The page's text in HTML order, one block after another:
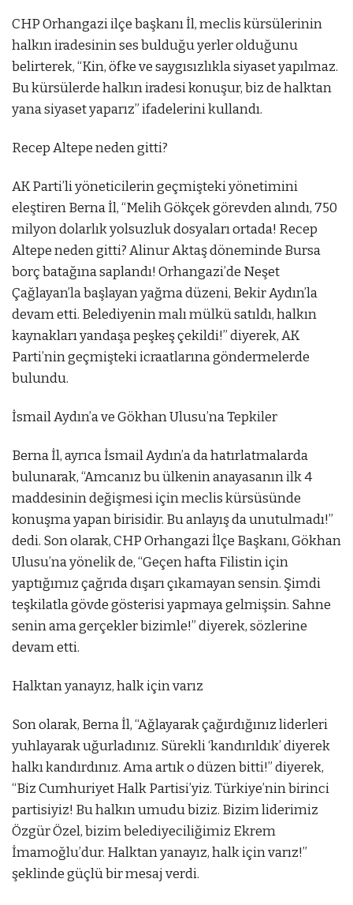
CHP Orhangazi ilçe başkanı İl, meclis kürsülerinin
halkın iradesinin ses bulduğu yerler olduğunu
belirterek, “Kin, öfke ve saygısızlıkla siyaset yapılmaz.
Bu kürsülerde halkın iradesi konuşur, biz de halktan
yana siyaset yaparız” ifadelerini kullandı.
Recep Altepe neden gitti?
AK Parti’li yöneticilerin geçmişteki yönetimini
eleştiren Berna İl, “Melih Gökçek görevden alındı, 750
milyon dolarlık yolsuzluk dosyaları ortada! Recep
Altepe neden gitti? Alinur Aktaş döneminde Bursa
borç batağına saplandı! Orhangazi’de Neşet
Çağlayan’la başlayan yağma düzeni, Bekir Aydın’la
devam etti. Belediyenin malı mülkü satıldı, halkın
kaynakları yandaşa peşkeş çekildi!” diyerek, AK
Parti’nin geçmişteki icraatlarına göndermelerde
bulundu.
İsmail Aydın’a ve Gökhan Ulusu’na Tepkiler
Berna İl, ayrıca İsmail Aydın’a da hatırlatmalarda
bulunarak, “Amcanız bu ülkenin anayasanın ilk 4
maddesinin değişmesi için meclis kürsüsünde
konuşma yapan birisidir. Bu anlayış da unutulmadı!”
dedi. Son olarak, CHP Orhangazi İlçe Başkanı, Gökhan
Ulusu’na yönelik de, “Geçen hafta Filistin için
yaptığımız çağrıda dışarı çıkamayan sensin. Şimdi
teşkilatla gövde gösterisi yapmaya gelmişsin. Sahne
senin ama gerçekler bizimle!” diyerek, sözlerine
devam etti.
Halktan yanayız, halk için varız
Son olarak, Berna İl, “Ağlayarak çağırdığınız liderleri
yuhlayarak uğurladınız. Sürekli ‘kandırıldık’ diyerek
halkı kandırdınız. Ama artık o düzen bitti!” diyerek,
“Biz Cumhuriyet Halk Partisi’yiz. Türkiye’nin birinci
partisiyiz! Bu halkın umudu biziz. Bizim liderimiz
Özgür Özel, bizim belediyeciliğimiz Ekrem
İmamoğlu’dur. Halktan yanayız, halk için varız!”
şeklinde güçlü bir mesaj verdi.